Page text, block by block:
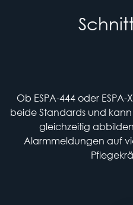
Ob ESPA-444 oder
beide Standards und kann
gleichzeitig
Alarmmeldungen auf